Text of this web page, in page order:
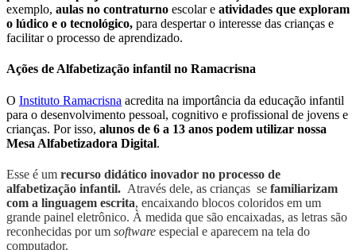
exemplo, aulas no contraturno escolar e atividades que exploram
o lúdico e o tecnológico, para despertar o interesse das crianças e
facilitar o processo de aprendizado.
Ações de Alfabetização infantil no Ramacrisna
O Instituto Ramacrisna acredita na importância da educação infantil
para o desenvolvimento pessoal, cognitivo e profissional de jovens e
crianças. Por isso, alunos de 6 a 13 anos podem utilizar nossa
Mesa Alfabetizadora Digital.
Esse é um recurso didático inovador no processo de
alfabetização infantil. Através dele, as crianças se familiarizam
com a linguagem escrita, encaixando blocos coloridos em um
grande painel eletrônico. À medida que são encaixadas, as letras são
reconhecidas por um software especial e aparecem na tela do
computador.